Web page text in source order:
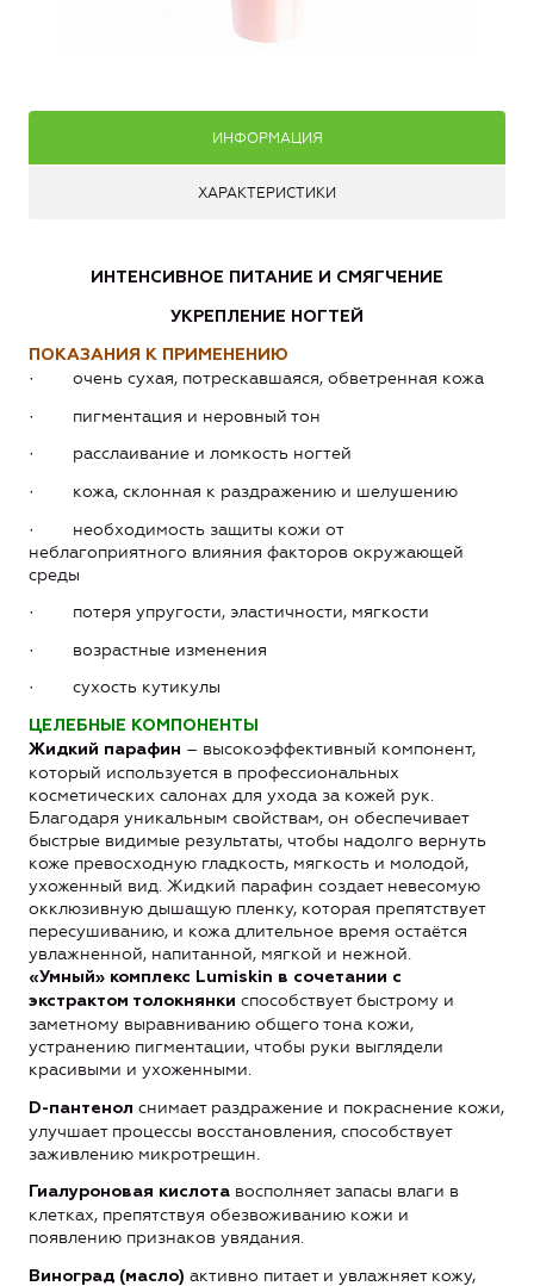
ИНФОРМАЦИЯ
ХАРАКТЕРИСТИКИ
ИНТЕНСИВНОЕ ПИТАНИЕ И СМЯГЧЕНИЕ
УКРЕПЛЕНИЕ НОГТЕЙ
ПОКАЗАНИЯ К ПРИМЕНЕНИЮ
· очень сухая, потрескавшаяся, обветренная кожа
· пигментация и неровный тон
· расслаивание и ломкость ногтей
· кожа, склонная к раздражению и шелушению
· необходимость защиты кожи от
неблагоприятного влияния факторов окружающей
среды
· потеря упругости, эластичности, мягкости
· возрастные изменения
· сухость кутикулы
ЦЕЛЕБНЫЕ КОМПОНЕНТЫ
Жидкий парафин – высокоэффективный компонент,
который используется в профессиональных
косметических салонах для ухода за кожей рук.
Благодаря уникальным свойствам, он обеспечивает
быстрые видимые результаты, чтобы надолго вернуть
коже превосходную гладкость, мягкость и молодой,
ухоженный вид. Жидкий парафин создает невесомую
окклюзивную дышащую пленку, которая препятствует
пересушиванию, и кожа длительное время остаётся
увлажненной, напитанной, мягкой и нежной.
«Умный» комплекс Lumiskin в сочетании с
экстрактом толокнянки способствует быстрому и
заметному выравниванию общего тона кожи,
устранению пигментации, чтобы руки выглядели
красивыми и ухоженными.
D-пантенол снимает раздражение и покраснение кожи,
улучшает процессы восстановления, способствует
заживлению микротрещин.
Гиалуроновая кислота восполняет запасы влаги в
клетках, препятствуя обезвоживанию кожи и
появлению признаков увядания.
Виноград (масло) активно питает и увлажняет кожу,